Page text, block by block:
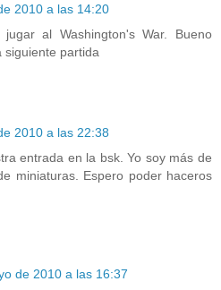
2010 a las 14:20
al Washington's War. Bueno
siguiente partida
2010 a las 22:38
entrada en la bsk. Yo soy más de
miniaturas. Espero poder haceros
de 2010 a las 16:37